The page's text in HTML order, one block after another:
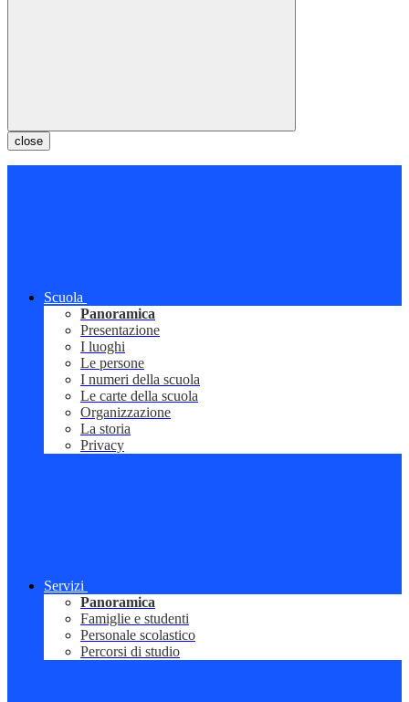
close
Scuola
Panoramica
Presentazione
I luoghi
Le persone
I numeri della scuola
Le carte della scuola
Organizzazione
La storia
Privacy
Servizi
Panoramica
Famiglie e studenti
Personale scolastico
Percorsi di studio